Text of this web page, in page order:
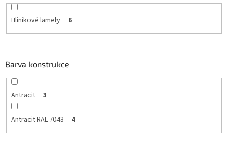
Hliníkové lamely 6
Barva konstrukce
Antracit 3
Antracit RAL 7043 4